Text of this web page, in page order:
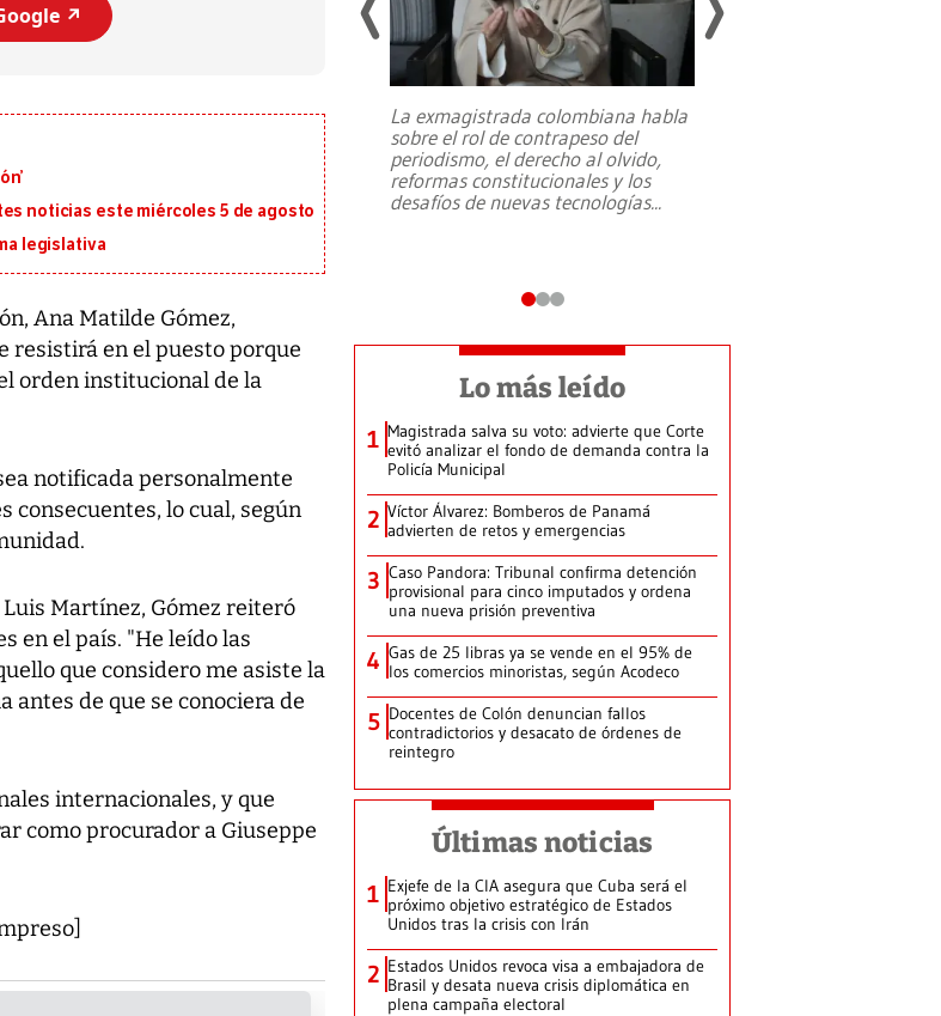
↗️
noticias este miércoles 5 de agosto
legislativa
Ana Matilde Gómez,
resistirá en el puesto porque
orden institucional de la
notificada personalmente
consecuentes, lo cual, según
Martínez, Gómez reiteró
en el país. "He leído las
que considero me asiste la
antes de que se conociera de
internacionales, y que
como procurador a Giuseppe
al sur de Japón, provocando una
La exmagistrada colombiana habla
sobre el rol de contrapeso del
periodismo, el derecho al olvido,
reformas constitucionales y los
desafíos de nuevas tecnologías...
Lo más leído
1 Magistrada salva su voto: advierte que Corte
evitó analizar el fondo de demanda contra la
Policía Municipal
2 Víctor Álvarez: Bomberos de Panamá
advierten de retos y emergencias
3 Caso Pandora: Tribunal confirma detención
provisional para cinco imputados y ordena
una nueva prisión preventiva
4 Gas de 25 libras ya se vende en el 95% de
los comercios minoristas, según Acodeco
5 Docentes de Colón denuncian fallos
contradictorios y desacato de órdenes de
reintegro
Últimas noticias
1 Exjefe de la CIA asegura que Cuba será el
próximo objetivo estratégico de Estados
Unidos tras la crisis con Irán
2 Estados Unidos revoca visa a embajadora de
Brasil y desata nueva crisis diplomática en
plena campaña electoral